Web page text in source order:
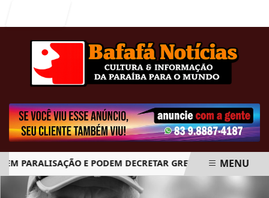
E PODEM DECRETAR GREVE GERAL A PARTIR
EM ALTA
MENU